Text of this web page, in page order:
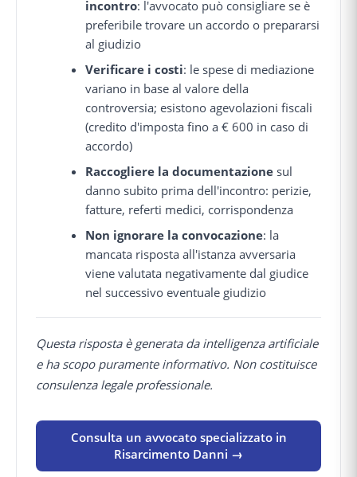
incontro: l'avvocato può consigliare se è
preferibile trovare un accordo o prepararsi
al giudizio
Verificare i costi: le spese di mediazione
variano in base al valore della
controversia; esistono agevolazioni fiscali
(credito d'imposta fino a € 600 in caso di
accordo)
Raccogliere la documentazione sul
danno subito prima dell'incontro: perizie,
fatture, referti medici, corrispondenza
Non ignorare la convocazione: la
mancata risposta all'istanza avversaria
viene valutata negativamente dal giudice
nel successivo eventuale giudizio
Questa risposta è generata da intelligenza artificiale
e ha scopo puramente informativo. Non costituisce
consulenza legale professionale.
Consulta un avvocato specializzato in
Risarcimento Danni →